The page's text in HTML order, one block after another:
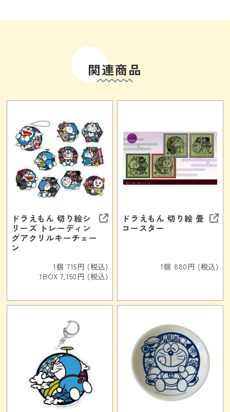
関連商品
ドラえもん 切り絵シ
リーズ トレーディン
グアクリルキーチェー
ン
1個 715円 (税込)
1BOX 7,150円 (税込)
ドラえもん 切り絵 畳
コースター
1個 880円 (税込)